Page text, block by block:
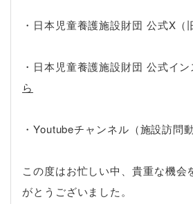
・日本児童養護施設財団 公式X（
・日本児童養護施設財団 公式イ
ら
・Youtubeチャンネル（施設訪問
この度はお忙しい中、貴重な機会
がとうございました。